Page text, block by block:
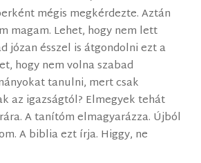
mégis megkérdezte. Aztán
magam. Lehet, hogy nem lett
józan ésszel is átgondolni ezt a
hogy nem volna szabad
tanulni, mert csak
az igazságtól? Elmegyek tehát
A tanítóm elmagyarázza. Újból
A biblia ezt írja. Higgy, ne